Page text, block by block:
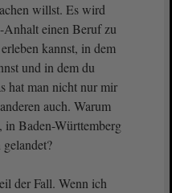
willst. Es wird
Anhalt einen Beruf zu
kannst, in dem
und in dem du
hat man nicht nur mir
auch. Warum
in Baden-Württemberg
der Fall. Wenn ich